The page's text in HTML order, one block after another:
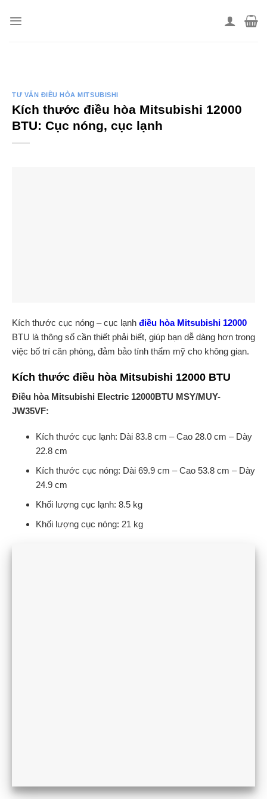
TƯ VẤN ĐIỀU HÒA MITSUBISHI
Kích thước điều hòa Mitsubishi 12000
BTU: Cục nóng, cục lạnh
Kích thước cục nóng – cục lạnh điều hòa Mitsubishi 12000
BTU là thông số cần thiết phải biết, giúp bạn dễ dàng hơn trong
việc bố trí căn phòng, đảm bảo tính thẩm mỹ cho không gian.
Kích thước điều hòa Mitsubishi 12000 BTU
Điều hòa Mitsubishi Electric 12000BTU MSY/MUY-
JW35VF:
Kích thước cục lạnh: Dài 83.8 cm – Cao 28.0 cm – Dày
22.8 cm
Kích thước cục nóng: Dài 69.9 cm – Cao 53.8 cm – Dày
24.9 cm
Khối lượng cục lạnh: 8.5 kg
Khối lượng cục nóng: 21 kg